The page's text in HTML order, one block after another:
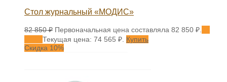
Стол журнальный «МОДИС»
82 850₽ Первоначальная цена составляла 82 850 ₽.
Текущая цена: 74 565 ₽. Купить
Скидка 10%